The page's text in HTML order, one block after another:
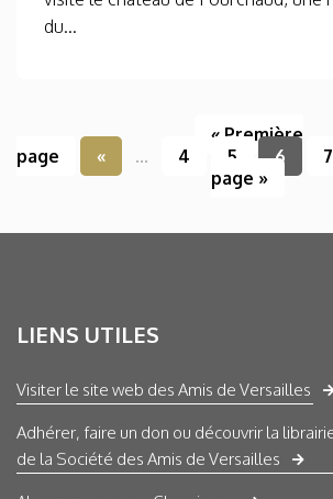
du...
« Première
page
« ... 4 5 6 7
page »
LIENS UTILES
Visiter le site web des Amis de Versailles
Adhérer, faire un don ou découvrir la
de la Société des Amis de Versailles